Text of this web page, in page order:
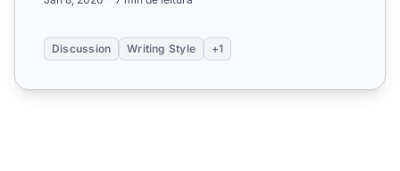
Discussion Writing Style +1